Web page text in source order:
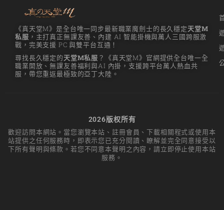
《真天堂M》是全台唯一同步最新職業魔劍士的長久穩定天堂M
私服 ，主打真正無課友善、內建 AI 智能掛機與萬人三國跨服激
戰，完美支援 PC 與雙平台互通！
尋找長久穩定的天堂M私服 ？《真天堂M》官網提供全台唯一全
職業開放、無課友善福利與AI 內掛，支援跨平台萬人熱血共
服，帶您重返最極致的亞丁大陸。
2026版权所有
歡迎訪問本網站。當您瀏覽本站、註冊會員、下載相關程式或使用本
站提供之任何服務時，即表示您已充分閱讀、瞭解並完全同意接受以
下所有聲明與條款。若您不同意本聲明之內容，請立即停止使用本站
服務。